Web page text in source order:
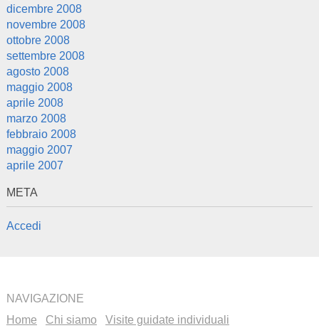
dicembre 2008
novembre 2008
ottobre 2008
settembre 2008
agosto 2008
maggio 2008
aprile 2008
marzo 2008
febbraio 2008
maggio 2007
aprile 2007
META
Accedi
NAVIGAZIONE
Home
Chi siamo
Visite guidate individuali